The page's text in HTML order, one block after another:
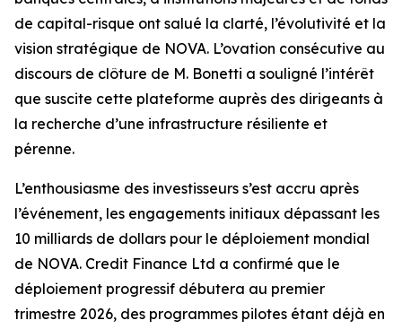
de capital-risque ont salué la clarté, l’évolutivité et la
vision stratégique de NOVA. L’ovation consécutive au
discours de clôture de M. Bonetti a souligné l’intérêt
que suscite cette plateforme auprès des dirigeants à
la recherche d’une infrastructure résiliente et
pérenne.
L’enthousiasme des investisseurs s’est accru après
l’événement, les engagements initiaux dépassant les
10 milliards de dollars pour le déploiement mondial
de NOVA. Credit Finance Ltd a confirmé que le
déploiement progressif débutera au premier
trimestre 2026, des programmes pilotes étant déjà en